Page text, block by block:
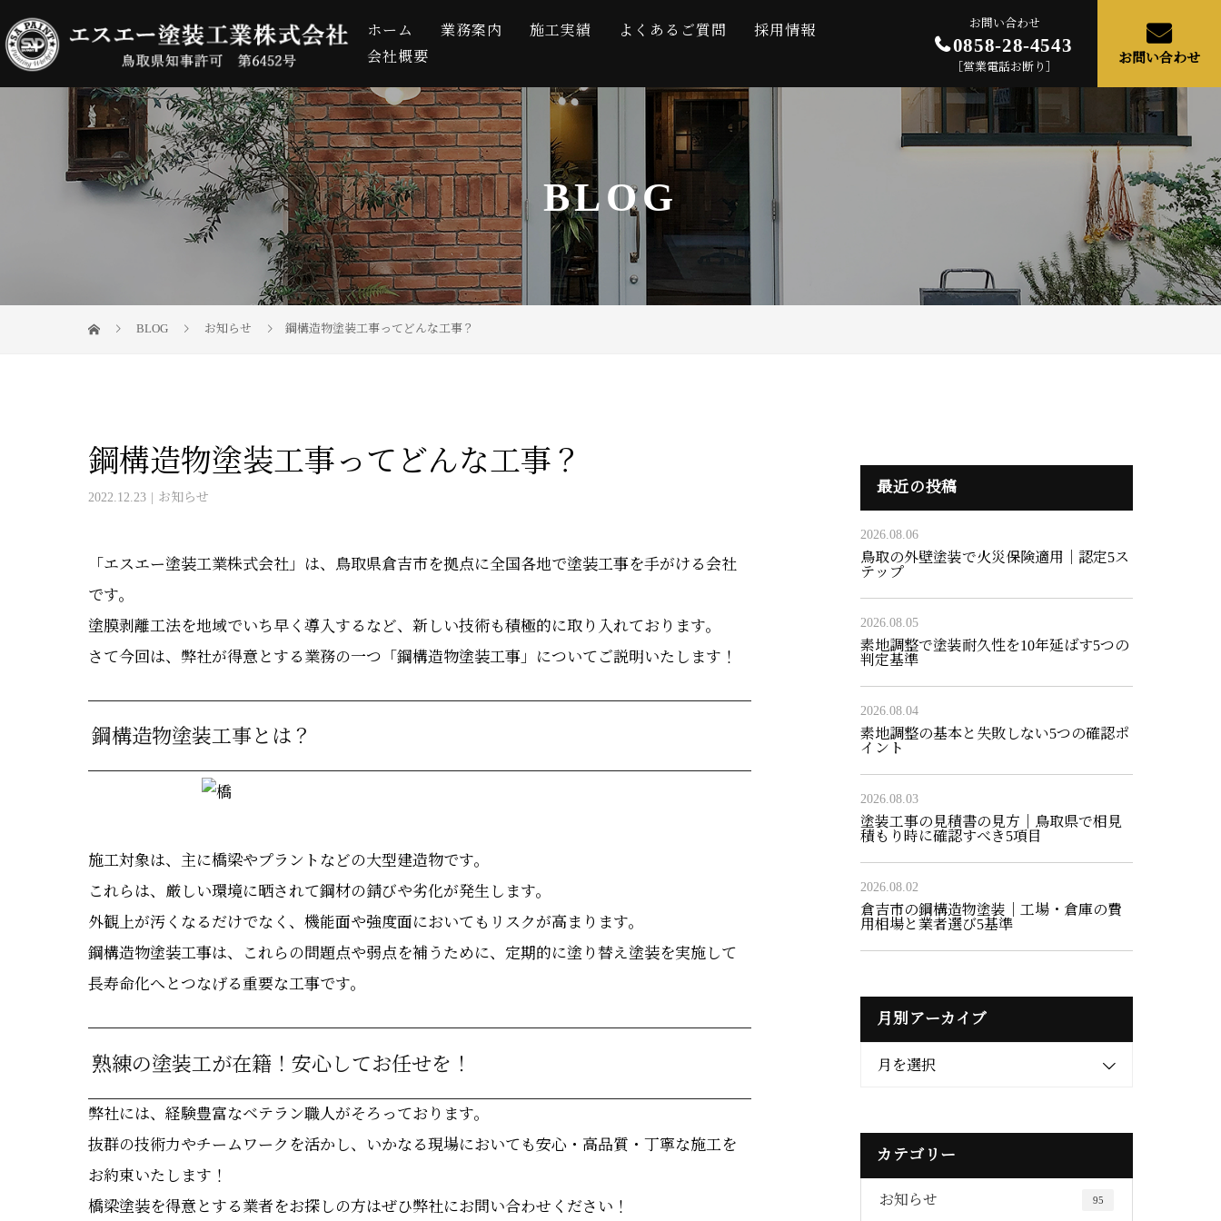
ホーム 業務案内 施工実績 よくあるご質問
採用情報
会社概要
お問い合わせ
0858-28-4543
［営業電話お断り］
お問い合わせ
BLOG
BLOG お知らせ 鋼構造物塗装工事ってどんな工事？
鋼構造物塗装工事ってどんな工事？
2022.12.23 お知らせ
「エスエー塗装工業株式会社」は、鳥取県倉吉市を拠点に全国各地で塗装工事を手がける会社
です。
塗膜剥離工法を地域でいち早く導入するなど、新しい技術も積極的に取り入れております。
さて今回は、弊社が得意とする業務の一つ「鋼構造物塗装工事」についてご説明いたします！
鋼構造物塗装工事とは？
施工対象は、主に橋梁やプラントなどの大型建造物です。
これらは、厳しい環境に晒されて鋼材の錆びや劣化が発生します。
外観上が汚くなるだけでなく、機能面や強度面においてもリスクが高まります。
鋼構造物塗装工事は、これらの問題点や弱点を補うために、定期的に塗り替え塗装を実施して
長寿命化へとつなげる重要な工事です。
熟練の塗装工が在籍！安心してお任せを！
弊社には、経験豊富なベテラン職人がそろっております。
抜群の技術力やチームワークを活かし、いかなる現場においても安心・高品質・丁寧な施工を
お約束いたします！
橋梁塗装を得意とする業者をお探しの方はぜひ弊社にお問い合わせください！
最近の投稿
2026.08.06
鳥取の外壁塗装で火災保険適用｜認定5ス
テップ
2026.08.05
素地調整で塗装耐久性を10年延ばす5つの
判定基準
2026.08.04
素地調整の基本と失敗しない5つの確認ポ
イント
2026.08.03
塗装工事の見積書の見方｜鳥取県で相見
積もり時に確認すべき5項目
2026.08.02
倉吉市の鋼構造物塗装｜工場・倉庫の費
用相場と業者選び5基準
月別アーカイブ
月を選択
カテゴリー
お知らせ 95